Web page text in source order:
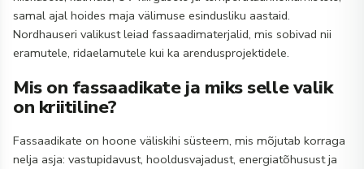
samal ajal hoides maja välimuse esindusliku aastaid.
Nordhauseri valikust leiad fassaadimaterjalid, mis sobivad nii
eramutele, ridaelamutele kui ka arendusprojektidele.
Mis on fassaadikate ja miks selle valik
on kriitiline?
Fassaadikate on hoone väliskihi süsteem, mis mõjutab korraga
nelja asja: vastupidavust, hooldusvajadust, energiatõhusust ja